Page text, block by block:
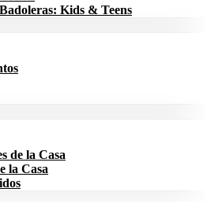
Kids & Teens
de la Casa
la Casa